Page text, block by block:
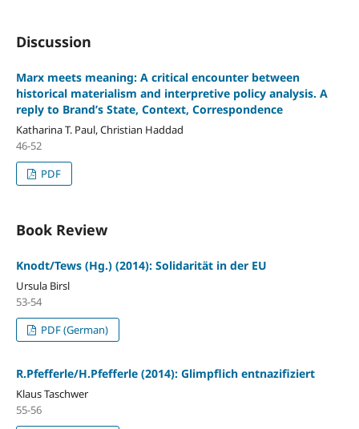
Discussion
Marx meets meaning: A critical encounter between
historical materialism and interpretive policy analysis. A
reply to Brand’s State, Context, Correspondence
Katharina T. Paul, Christian Haddad
46-52
PDF
Book Review
Knodt/Tews (Hg.) (2014): Solidarität in der EU
Ursula Birsl
53-54
PDF (German)
R.Pfefferle/H.Pfefferle (2014): Glimpflich entnazifiziert
Klaus Taschwer
55-56